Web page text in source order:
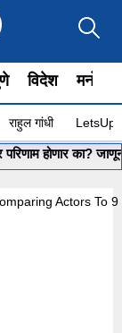
विदेश
राहुल गांधी
होणार का? जाणून घ्या
Actors To